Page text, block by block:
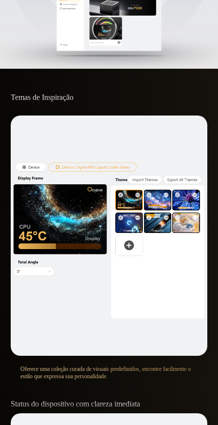
Temas de Inspiração
Oferece uma coleção curada de visuais predefinidos, encontre facilmente o
estilo que expressa sua personalidade.
Status do dispositivo com clareza imediata